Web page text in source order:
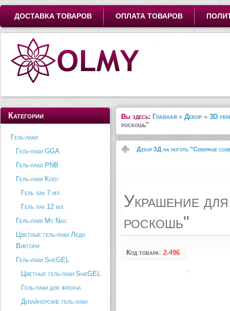
ДОСТАВКА ТОВАРОВ ОПЛАТА ТОВАРОВ
Категории
Гель-лаки
Гель-лаки GGA
Гель-лаки PNB
Гель-лаки Kodi
Гель лак 7 мл.
Гель лак 12 мл.
Гель-лаки My Nail
Цветные гель-лаки Леди
Виктори
Гель-лаки SheGEL
Цветные гель-лаки SheGEL
Гель-лаки для френча
Дизайнерские гель-лаки
Вы здесь: Главная » Декор » 3D
роскошь"
Декор 3Д на ноготь "Северное
Украшение
роскошь"
Код товара: 2-496